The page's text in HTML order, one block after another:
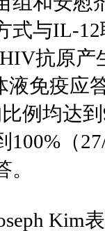
式与IL-
抗原
液免疫
例均达
100%（
Kim